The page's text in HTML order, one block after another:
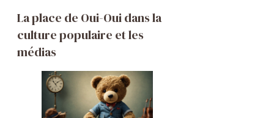
La place de Oui-Oui dans la
culture populaire et les
médias